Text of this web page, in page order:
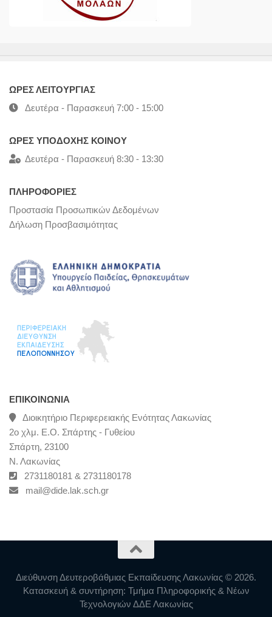
ΩΡΕΣ ΛΕΙΤΟΥΡΓΙΑΣ
Δευτέρα - Παρασκευή 7:00 - 15:00
ΩΡΕΣ ΥΠΟΔΟΧΗΣ ΚΟΙΝΟΥ
Δευτέρα - Παρασκευή 8:30 - 13:30
ΠΛΗΡΟΦΟΡΙΕΣ
Προστασία Προσωπικών Δεδομένων
Δήλωση Προσβασιμότητας
ΕΠΙΚΟΙΝΩΝΊΑ
Διοικητήριο Περιφερειακής Ενότητας Λακωνίας
2ο χλμ. Ε.Ο. Σπάρτης - Γυθείου
Σπάρτη, 23100
Ν. Λακωνίας
2731180181 & 2731180178
mail@dide.lak.sch.gr
Διεύθυνση Δευτεροβάθμιας Εκπαίδευσης Λακωνίας © 2026.
Κατασκευή & συντήρηση: Τμήμα Πληροφορικής & Νέων
Τεχνολογιών ΔΔΕ Λακωνίας